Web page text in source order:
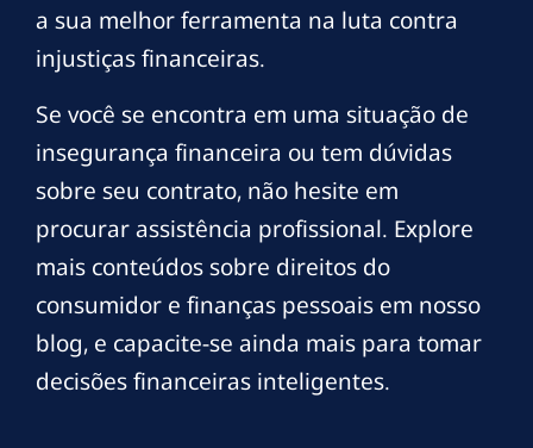
a sua melhor ferramenta na luta contra
injustiças financeiras.
Se você se encontra em uma situação de
insegurança financeira ou tem dúvidas
sobre seu contrato, não hesite em
procurar assistência profissional. Explore
mais conteúdos sobre direitos do
consumidor e finanças pessoais em nosso
blog, e capacite-se ainda mais para tomar
decisões financeiras inteligentes.